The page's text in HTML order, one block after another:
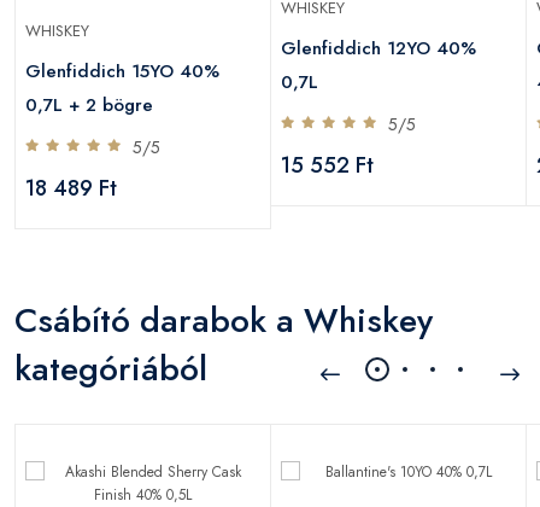
WHISKEY
Glenfiddich 15YO 40%
0,7L + 2 bögre
5/5
18 489 Ft
WHISKEY
Glenfiddich 12YO 40%
0,7L
5/5
15 552 Ft
Csábító darabok a Whiskey
kategóriából